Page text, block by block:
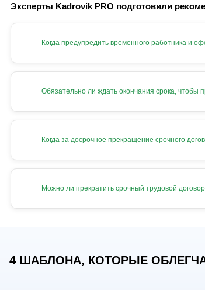
Эксперты Kadrovik PRO подготовили
Когда предупредить временного работника и
Обязательно ли ждать окончания срока, чтобы
Когда за досрочное прекращение срочного
Можно ли прекратить срочный трудовой
4 ШАБЛОНА, КОТОРЫЕ